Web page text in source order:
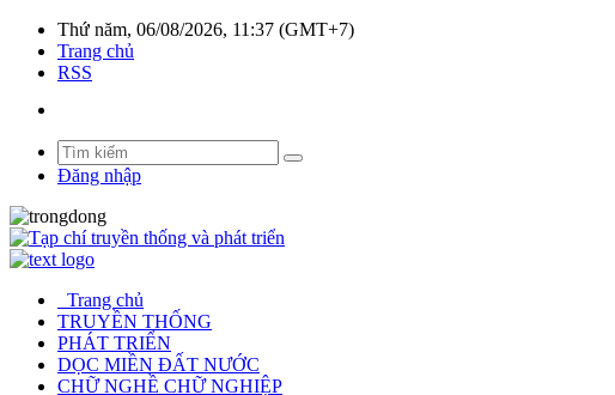
Thứ năm, 06/08/2026, 11:37 (GMT+7)
Trang chủ
RSS
Đăng nhập
Trang chủ
TRUYỀN THỐNG
PHÁT TRIỂN
DỌC MIỀN ĐẤT NƯỚC
CHỮ NGHỀ CHỮ NGHIỆP